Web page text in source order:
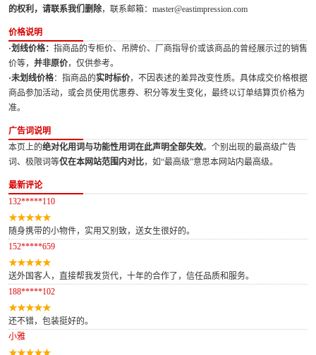
的权利，请联系我们删除，联系邮箱：master@eastimpression.com
价格说明
·划线价格： 指商品的专柜价、吊牌价、厂商指导价或该商品的曾经展示过的销售
价等， 并非原价，仅供参考。
·未划线价格：指商品的实时标价，不因表述的差异改变性质。具体成交价格根据
商品参加活动，或会员使用优惠券、积分等发生变化，最终以订单结算页价格为
准。
广告词说明
本页上的绝对化用词与功能性用词在此声明全部失效。个别出现的最高级广告
词、极限词等仅在本网站范围内对比，如“最高级”意思本网站内最高级。
最新评论
132*****110
随身携带的小物件，实用又别致，送女生很好的。
152*****659
送外国客人，直接帮我发货代，十年的合作了，信任品质和服务。
188*****102
还不错，包装挺好的。
小雅